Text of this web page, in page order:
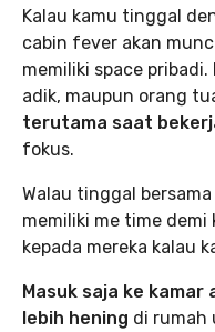
Kalau kamu tinggal
cabin fever akan
memiliki space
adik, maupun orang
terutama saat
fokus.
Walau tinggal
memiliki me time
kepada mereka kalau
Masuk saja ke
lebih hening di rumah